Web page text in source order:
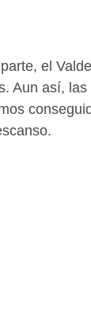
el
Aun así,